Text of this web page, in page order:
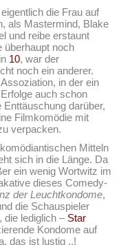
die Frau auf
als Mastermind, Blake
und reibe erstaunt
überhaupt noch
10, war der
noch ein anderer.
in der ein
auch schon
darüber,
Filmkomödie mit
verpacken.
Mitteln
sich in die Länge. Da
ein wenig Wortwitz im
dieses Comedy-
der Leuchtkondome,
die Schauspieler
die lediglich – Star
Kondome auf
das ist lustig ..!